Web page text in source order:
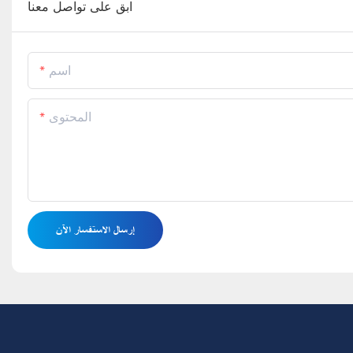
ابق على تواصل معنا
اسم
المحتوى
إرسال الاستفسار الآن